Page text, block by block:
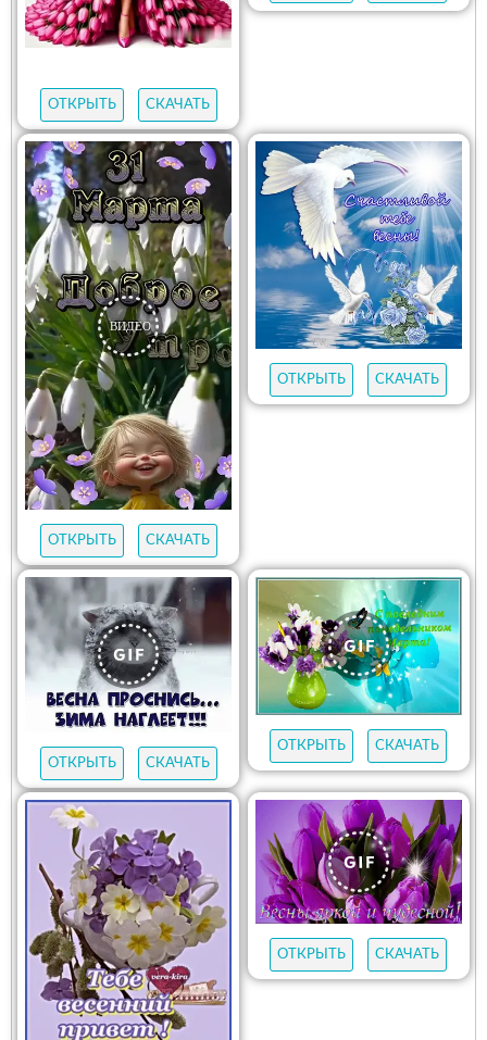
ОТКРЫТЬ СКАЧАТЬ
ОТКРЫТЬ СКАЧАТЬ
ОТКРЫТЬ СКАЧАТЬ
ОТКРЫТЬ СКАЧАТЬ
ОТКРЫТЬ СКАЧАТЬ
ОТКРЫТЬ СКАЧАТЬ